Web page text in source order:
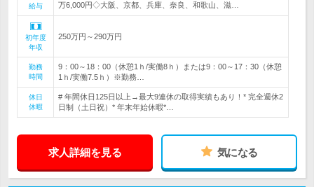
給与
万6,000円◇大阪、京都、兵庫、奈良、和歌山、滋…
初年度
年収
250万円～290万円
勤務
時間
9：00～18：00（休憩1ｈ/実働8ｈ）または9：00～17：30（休憩
1ｈ/実働7.5ｈ）※勤務…
休日
休暇
# 年間休日125日以上→最大9連休の取得実績もあり！* 完全週休2
日制（土日祝）* 年末年始休暇*…
求人詳細を見る 気になる